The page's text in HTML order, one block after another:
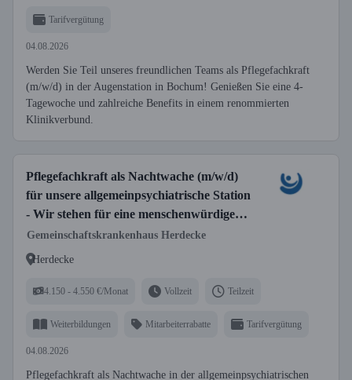
Tarifvergütung
04.08.2026
Werden Sie Teil unseres freundlichen Teams als Pflegefachkraft
(m/w/d) in der Augenstation in Bochum! Genießen Sie eine 4-
Tagewoche und zahlreiche Benefits in einem renommierten
Klinikverbund.
Pflegefachkraft als Nachtwache (m/w/d)
für unsere allgemeinpsychiatrische Station
- Wir stehen für eine menschenwürdige
Pflege!
Gemeinschaftskrankenhaus Herdecke
Herdecke
4.150 - 4.550 €/Monat Vollzeit Teilzeit
Weiterbildungen Mitarbeiterrabatte Tarifvergütung
04.08.2026
Pflegefachkraft als Nachtwache in der allgemeinpsychiatrischen